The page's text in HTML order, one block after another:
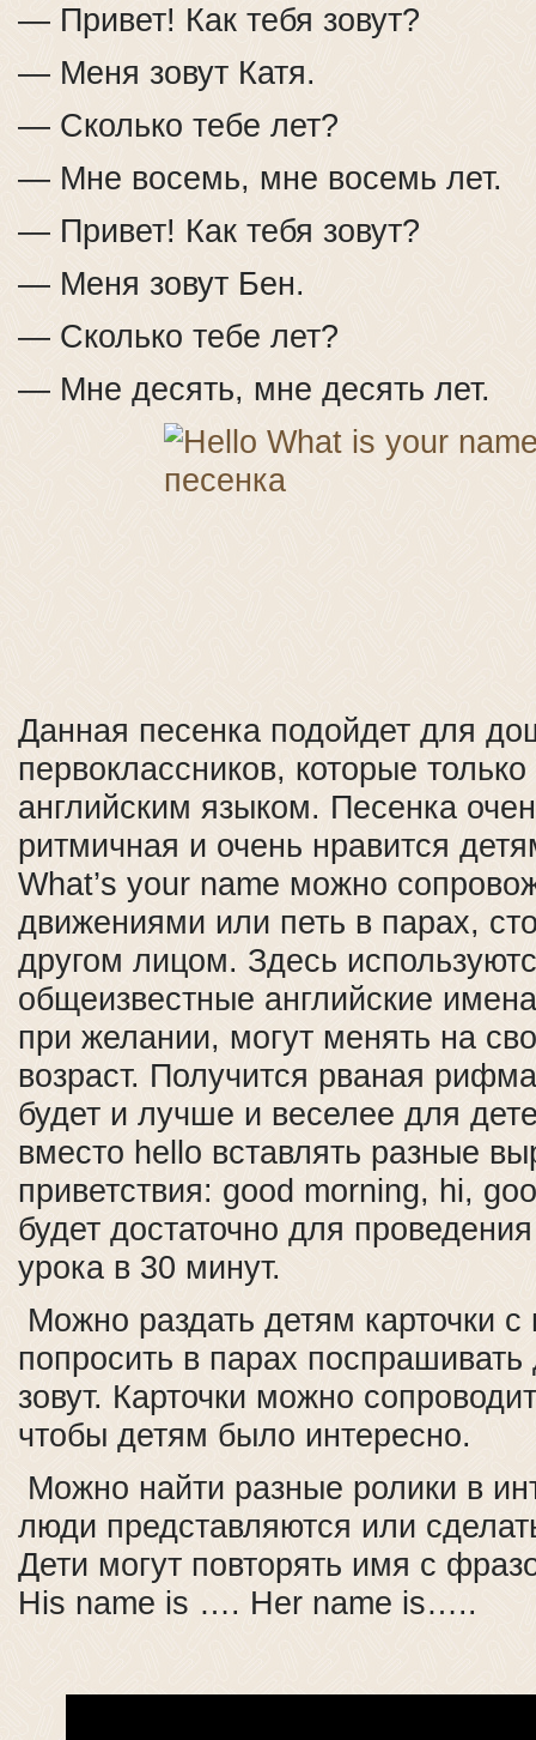
— Привет! Как тебя зовут?
— Меня зовут Катя.
— Сколько тебе лет?
— Мне восемь, мне восемь лет.
— Привет! Как тебя зовут?
— Меня зовут Бен.
— Сколько тебе лет?
— Мне десять, мне десять лет.
Данная песенка подойдет для
первоклассников, которые
английским языком. Песенка
ритмичная и очень нравится
What’s your name можно
движениями или петь в парах,
другом лицом. Здесь
общеизвестные английские
при желании, могут менять на
возраст. Получится рваная
будет и лучше и веселее для
вместо hello вставлять разные
приветствия: good morning, hi,
будет достаточно для
урока в 30 минут.
Можно раздать детям карточки
попросить в парах поспрашивать
зовут. Карточки можно
чтобы детям было интересно.
Можно найти разные ролики в
люди представляются или
Дети могут повторять имя с
His name is …. Her name is…..